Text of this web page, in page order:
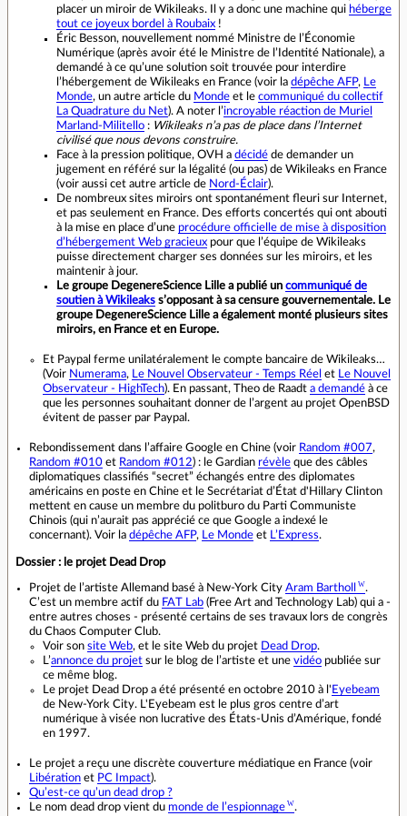
placer un miroir de Wikileaks. Il y a donc une machine qui héberge
tout ce joyeux bordel à Roubaix !
Éric Besson, nouvellement nommé Ministre de l’Économie
Numérique (après avoir été le Ministre de l’Identité Nationale), a
demandé à ce qu’une solution soit trouvée pour interdire
l’hébergement de Wikileaks en France (voir la dépêche AFP,
Le
Monde, un autre article du Monde et le communiqué du collectif
La Quadrature du Net). A noter l’incroyable réaction de Muriel
Marland-Militello : Wikileaks n’a pas de place dans l’Internet
civilisé que nous devons construire.
Face à la pression politique, OVH a décidé de demander un
jugement en référé sur la légalité (ou pas) de Wikileaks en France
(voir aussi cet autre article de Nord-Éclair).
De nombreux sites miroirs ont spontanément fleuri sur Internet,
et pas seulement en France. Des efforts concertés qui ont abouti
à la mise en place d’une procédure officielle de mise à disposition
d’hébergement Web gracieux pour que l’équipe de Wikileaks
puisse directement charger ses données sur les miroirs, et les
maintenir à jour.
Le groupe DegenereScience Lille a publié un communiqué de
soutien à Wikileaks s’opposant à sa censure gouvernementale. Le
groupe DegenereScience Lille a également monté plusieurs sites
miroirs, en France et en Europe.
Et Paypal ferme unilatéralement le compte bancaire de Wikileaks…
(Voir Numerama, Le Nouvel Observateur - Temps Réel et
Le Nouvel
Observateur - HighTech). En passant, Theo de Raadt a demandé à ce
que les personnes souhaitant donner de l’argent au projet OpenBSD
évitent de passer par Paypal.
Rebondissement dans l’affaire Google en Chine (voir Random #007,
Random #010 et Random #012) : le Gardian révèle que des câbles
diplomatiques classifiés “secret” échangés entre des diplomates
américains en poste en Chine et le Secrétariat d’État d'Hillary Clinton
mettent en cause un membre du politburo du Parti Communiste
Chinois (qui n’aurait pas apprécié ce que Google a indexé le
concernant). Voir la dépêche AFP, Le Monde et L’Express.
Dossier : le projet Dead Drop
Projet de l’artiste Allemand basé à New-York City Aram Bartholl
.
C’est un membre actif du FAT Lab (Free Art and Technology Lab) qui a -
entre autres choses - présenté certains de ses travaux lors de congrès
du Chaos Computer Club.
Voir son site Web, et le site Web du projet Dead Drop.
L’annonce du projet sur le blog de l’artiste et une vidéo publiée sur
ce même blog.
Le projet Dead Drop a été présenté en octobre 2010 à l' Eyebeam
de New-York City. L'Eyebeam est le plus gros centre d’art
numérique à visée non lucrative des États-Unis d’Amérique, fondé
en 1997.
Le projet a reçu une discrète couverture médiatique en France (voir
Libération et PC Impact).
Qu’est-ce qu’un dead drop ?
Le nom dead drop vient du monde de l’espionnage
.